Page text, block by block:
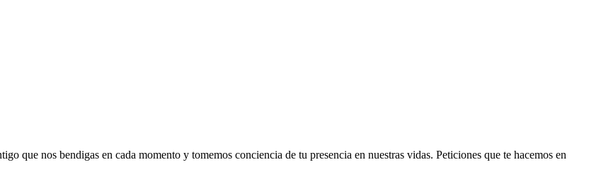
que nos bendigas en cada momento y tomemos conciencia de tu presencia en nuestras vidas. Peticiones que te hacemos en